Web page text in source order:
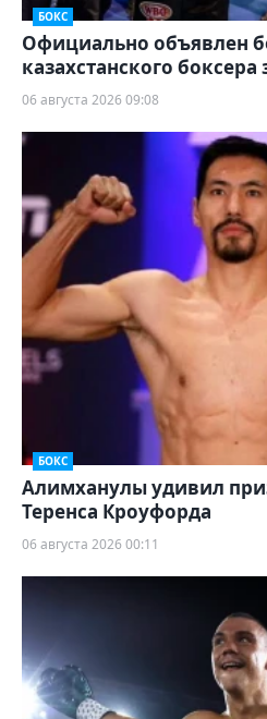
БОКС
Официально объявлен
казахстанского боксера
06 августа 2026 09:08
БОКС
Алимханулы удивил
Теренса Кроуфорда
06 августа 2026 00:11